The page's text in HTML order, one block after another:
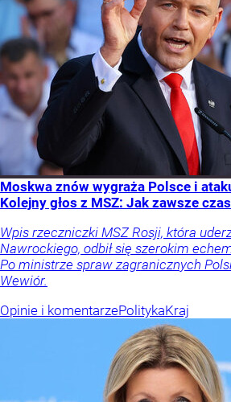
Moskwa znów wygraża Polsce i
Kolejny głos z MSZ: Jak zawsze
Wpis rzeczniczki MSZ Rosji, która
Nawrockiego, odbił się szerokim
Po ministrze spraw zagranicznych
Wewiór.
Opinie i komentarzePolitykaKraj